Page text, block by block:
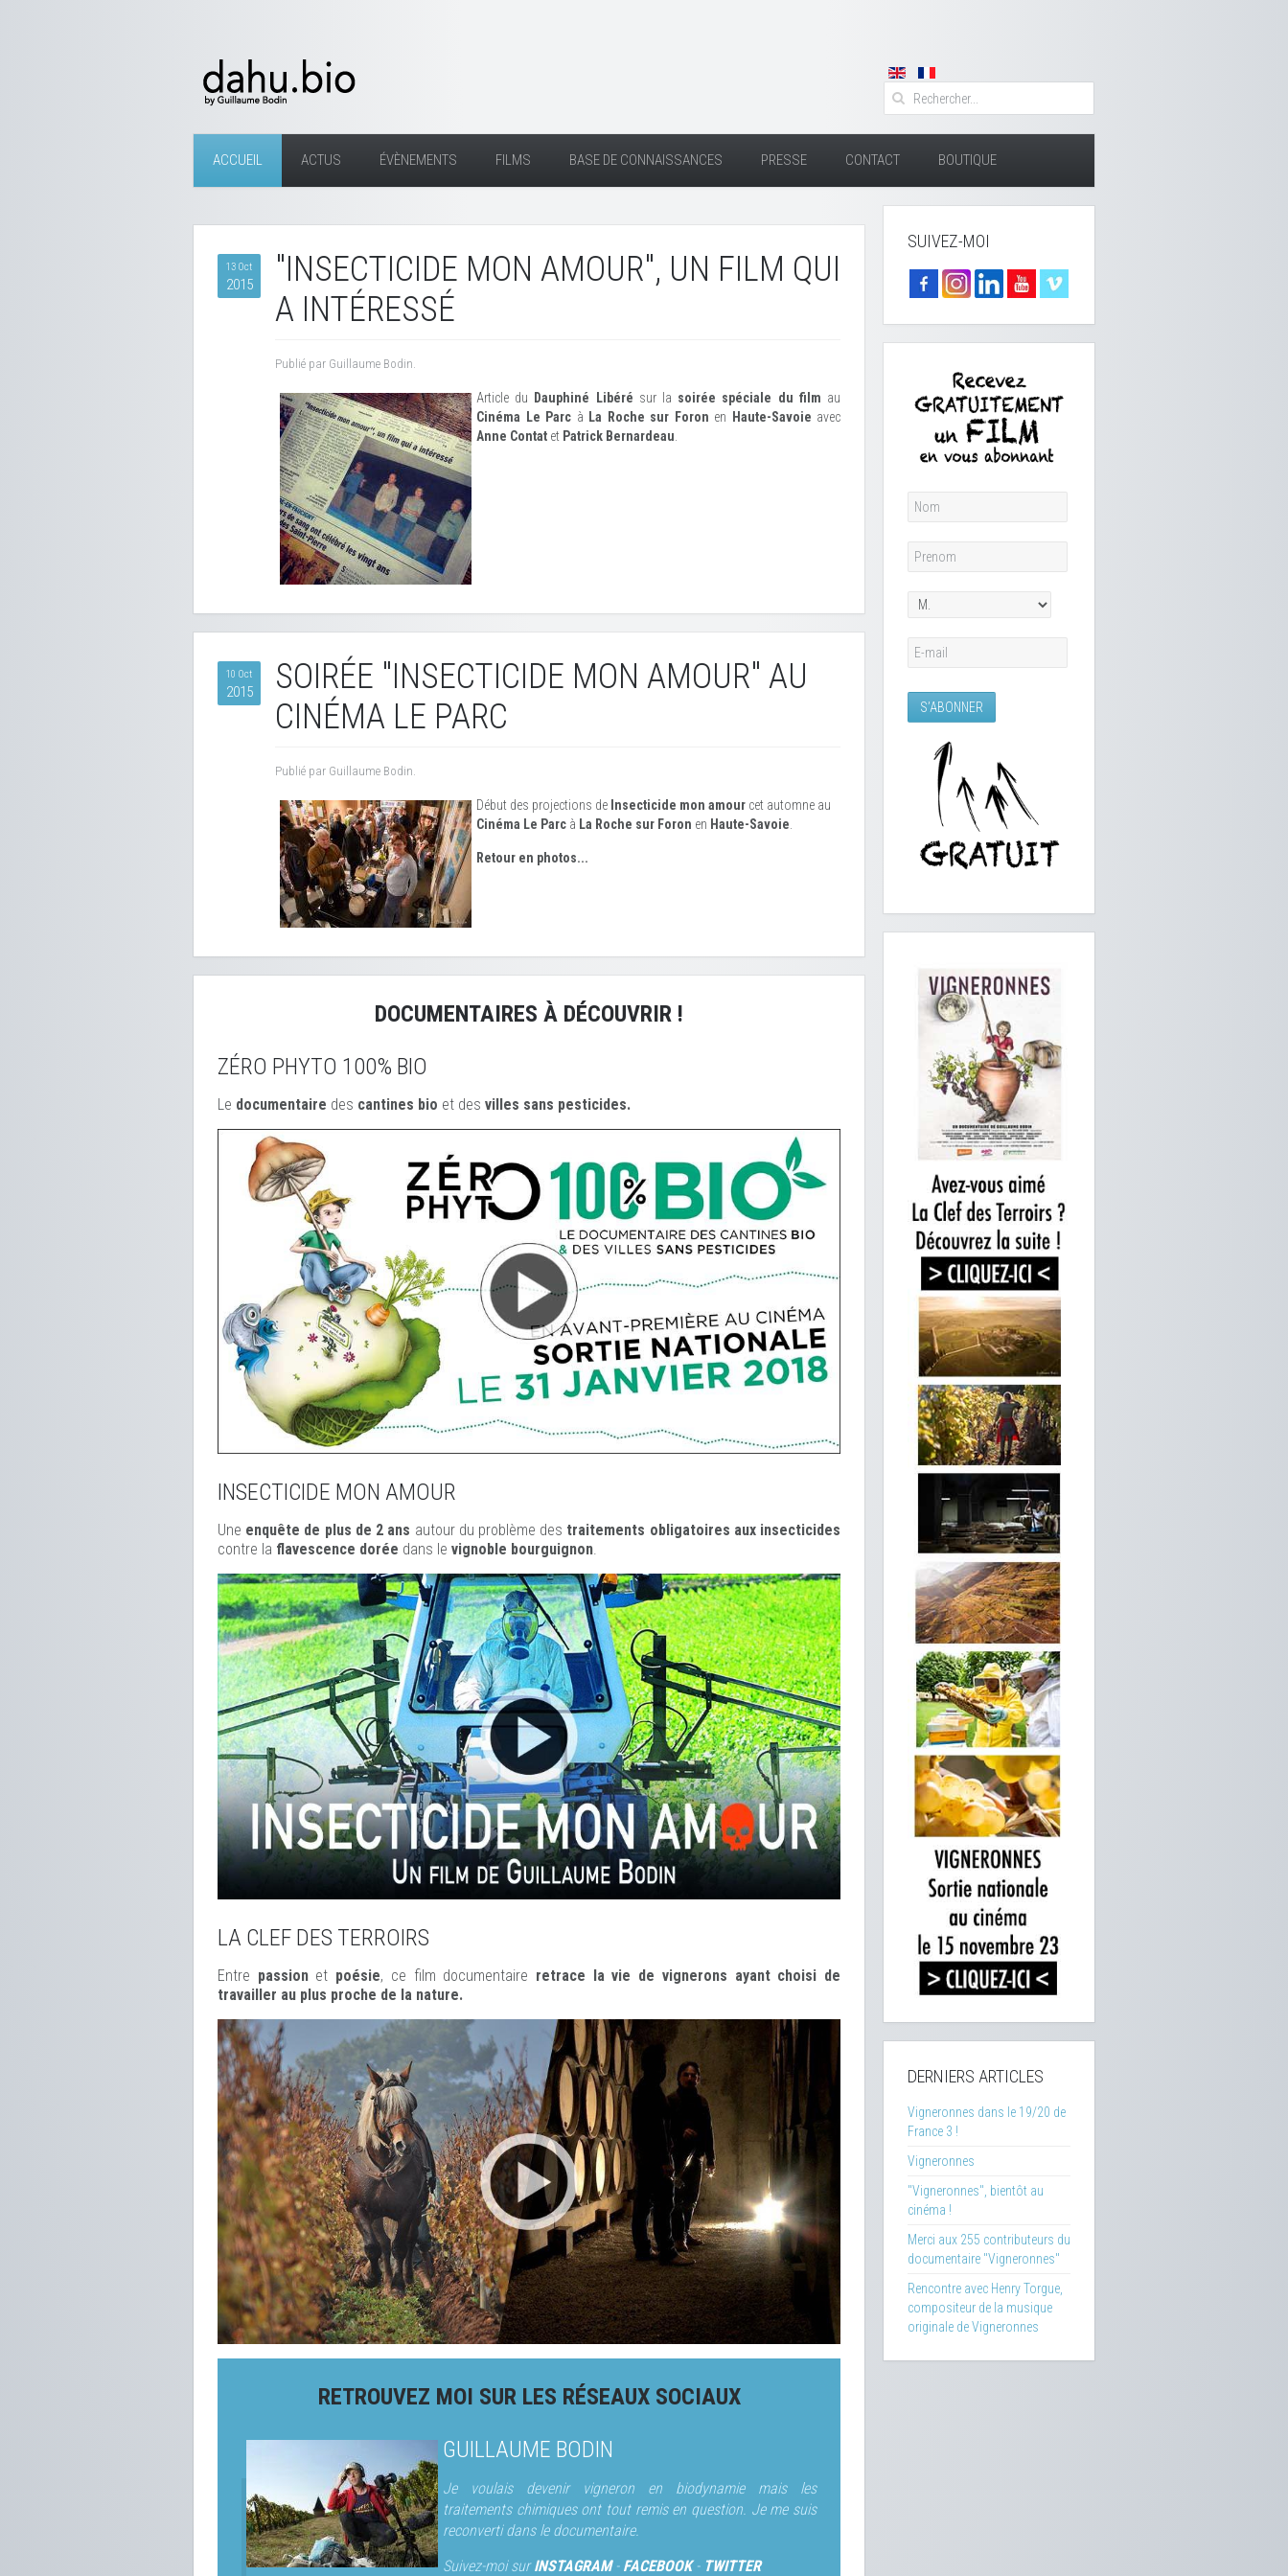
ACCUEIL ACTUS ÉVÈNEMENTS FILMS BASE DE CONNAISSANCES PRESSE CONTACT BOUTIQUE
13 Oct
2015
"INSECTICIDE MON AMOUR", UN FILM QUI
A INTÉRESSÉ
Publié par Guillaume Bodin.
Article du Dauphiné Libéré sur la soirée spéciale du film au
Cinéma Le Parc à La Roche sur Foron en Haute-Savoie avec
Anne Contat et Patrick Bernardeau
10 Oct
2015
SOIRÉE "INSECTICIDE MON AMOUR" AU
CINÉMA LE PARC
Publié par Guillaume Bodin.
Début des projections de Insecticide mon amour cet automne au
Cinéma Le Parc à La Roche sur Foron en Haute-Savoie
Retour en photos...
DOCUMENTAIRES À DÉCOUVRIR !
ZÉRO PHYTO 100% BIO
Le documentaire des cantines bio et des villes sans pesticides.
INSECTICIDE MON AMOUR
Une enquête de plus de 2 ans autour du problème des traitements obligatoires aux insecticides
contre la flavescence dorée dans le vignoble bourguignon.
LA CLEF DES TERROIRS
Entre passionet poésie, ce film documentaire retrace la vie de vignerons ayant choisi de
travailler au plus proche de la nature.
RETROUVEZ MOI SUR LES RÉSEAUX SOCIAUX
GUILLAUME BODIN
Je voulais devenir vigneron en biodynamie mais les
traitements chimiques ont tout remis en question. Je me suis
reconverti dans le documentaire.
Suivez-moi surINSTAGRAM- FACEBOOK- TWITTER
SUIVEZ-MOI
DERNIERS ARTICLES
Vigneronnes dans le 19/20 de
France 3 !
Vigneronnes
"Vigneronnes", bientôt au
cinéma !
Merci aux 255 contributeurs du
documentaire "Vigneronnes"
Rencontre avec Henry Torgue,
compositeur de la musique
originale de Vigneronnes